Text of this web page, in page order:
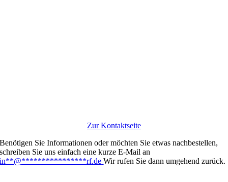
Zur Kontaktseite
Benötigen Sie Informationen oder möchten Sie etwas nachbestellen,
schreiben Sie uns einfach eine kurze E-Mail an
in**@****************rf.de Wir rufen Sie dann umgehend zurück.